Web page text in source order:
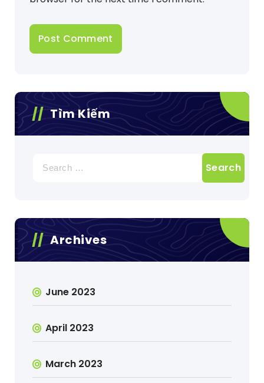
Tìm Kiếm
for:
Archives
June 2023
April 2023
March 2023